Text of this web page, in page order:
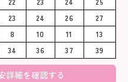
23 24 26
27
8 10 11
13
34 36 37 39
詳細を確認する